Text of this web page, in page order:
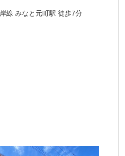
線 みなと元町駅 徒歩7分